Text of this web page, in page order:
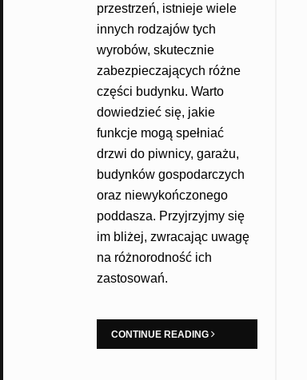
przestrzeń, istnieje wiele
innych rodzajów tych
wyrobów, skutecznie
zabezpieczających różne
części budynku. Warto
dowiedzieć się, jakie
funkcje mogą spełniać
drzwi do piwnicy, garażu,
budynków gospodarczych
oraz niewykończonego
poddasza. Przyjrzyjmy się
im bliżej, zwracając uwagę
na różnorodność ich
zastosowań.
CONTINUE READING